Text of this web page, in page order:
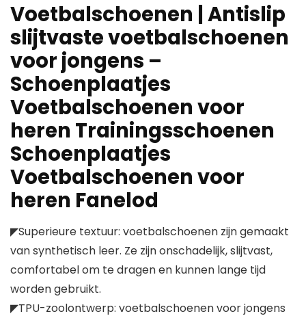
Voetbalschoenen | Antislip
slijtvaste voetbalschoenen
voor jongens –
Schoenplaatjes
Voetbalschoenen voor
heren Trainingsschoenen
Schoenplaatjes
Voetbalschoenen voor
heren Fanelod
◤Superieure textuur: voetbalschoenen zijn gemaakt
van synthetisch leer. Ze zijn onschadelijk, slijtvast,
comfortabel om te dragen en kunnen lange tijd
worden gebruikt.
◤TPU-zoolontwerp: voetbalschoenen voor jongens